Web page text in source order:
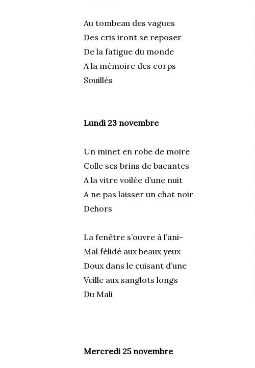
Au tombeau des vagues
Des cris iront se reposer
De la fatigue du monde
A la mémoire des corps
Souillés
Lundi 23 novembre
Un minet en robe de moire
Colle ses brins de bacantes
A la vitre voilée d’une nuit
A ne pas laisser un chat noir
Dehors
La fenêtre s’ouvre à l’ani-
Mal félidé aux beaux yeux
Doux dans le cuisant d’une
Veille aux sanglots longs
Du Mali
Mercredi 25 novembre